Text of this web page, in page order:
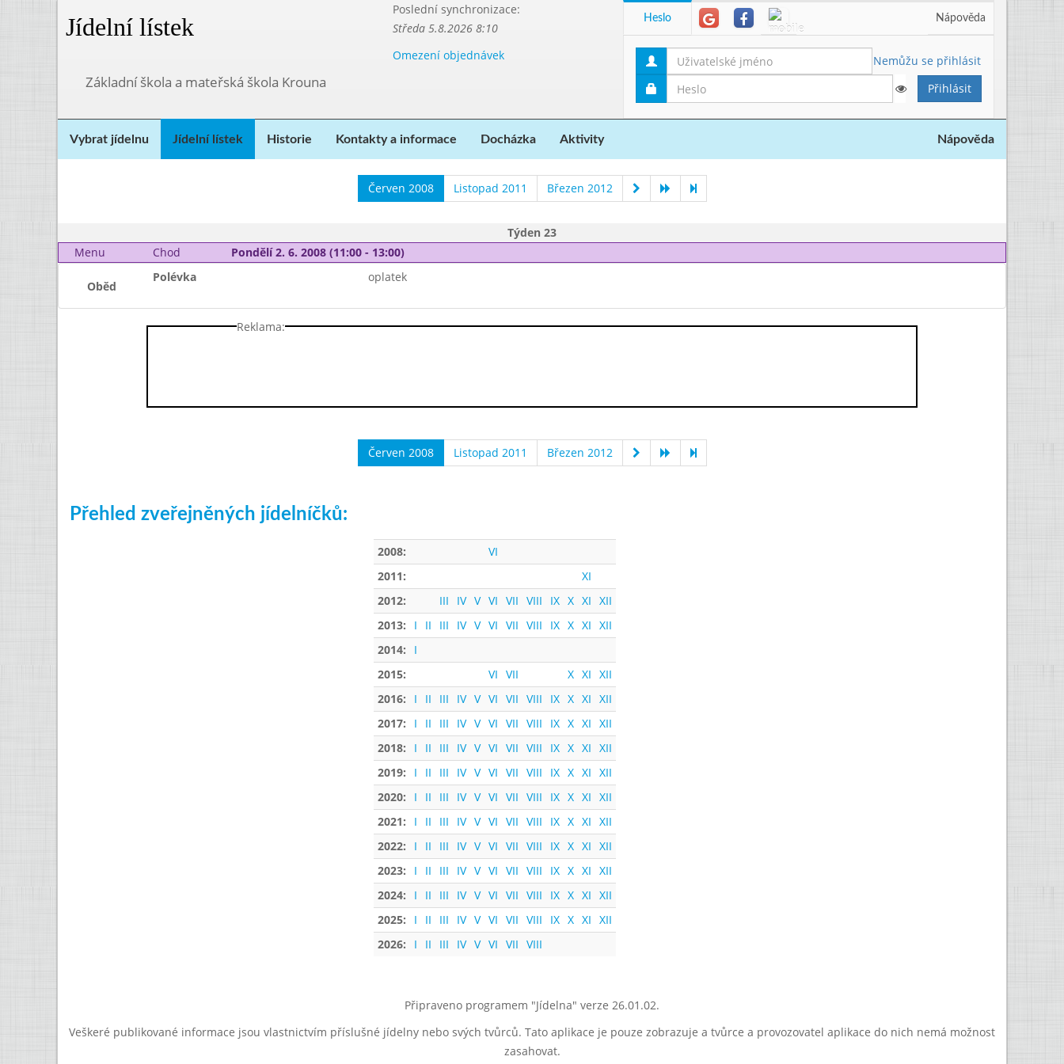
Jídelní lístek
Poslední synchronizace:
Středa 5.8.2026 8:10
Omezení objednávek
Základní škola a mateřská škola Krouna
Heslo Nápověda
Nemůžu se přihlásit
Vybrat jídelnu Jídelní lístek Historie Kontakty a informace Docházka Aktivity Nápověda
Červen 2008 Listopad 2011 Březen 2012
Týden 23
Menu
Chod Pondělí 2. 6. 2008 (11:00 - 13:00)
Oběd
Polévka oplatek
Reklama:
Červen 2008 Listopad 2011 Březen 2012
Přehled zveřejněných jídelníčků:
2008:
VI
2011:
XI
2012:
III IV V VI VII VIII IX X XI XII
2013:
I II III IV V VI VII VIII IX X XI XII
2014:
I
2015:
VI VII X XI XII
2016:
I II III IV V VI VII VIII IX X XI XII
2017:
I II III IV V VI VII VIII IX X XI XII
2018:
I II III IV V VI VII VIII IX X XI XII
2019:
I II III IV V VI VII VIII IX X XI XII
2020:
I II III IV V VI VII VIII IX X XI XII
2021:
I II III IV V VI VII VIII IX X XI XII
2022:
I II III IV V VI VII VIII IX X XI XII
2023:
I II III IV V VI VII VIII IX X XI XII
2024:
I II III IV V VI VII VIII IX X XI XII
2025:
I II III IV V VI VII VIII IX X XI XII
2026:
I II III IV V VI VII VIII
Připraveno programem "Jídelna" verze 26.01.02.
Veškeré publikované informace jsou vlastnictvím příslušné jídelny nebo svých tvůrců. Tato aplikace je pouze zobrazuje a tvůrce a provozovatel aplikace do nich nemá možnost
zasahovat.